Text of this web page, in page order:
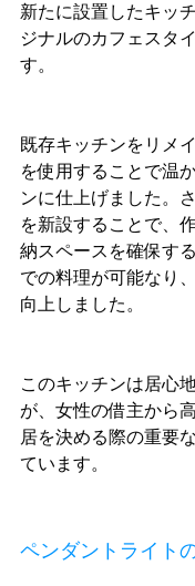
新たに設置したキッ
ジナルのカフェスタ
す。
既存キッチンをリメ
を使用することで温
ンに仕上げました。
を新設することで、
納スペースを確保す
での料理が可能なり
向上しました。
このキッチンは居心
が、女性の借主から
居を決める際の重要
ています。
ペンダントライト